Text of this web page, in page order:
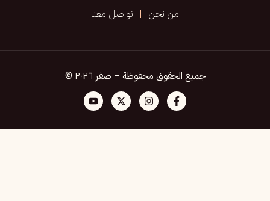
من نحن
تواصل معنا
جميع الحقوق محفوظة – صفر ٢٠٢٦ ©